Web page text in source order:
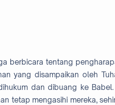
berbicara tentang
yang disampaikan oleh
dan dibuang ke
tetap mengasihi mereka,